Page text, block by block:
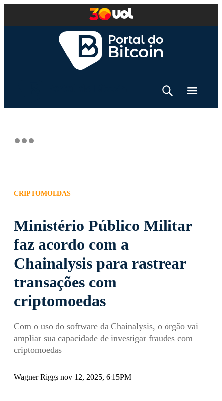
CRIPTOMOEDAS
Ministério Público Militar
faz acordo com a
Chainalysis para rastrear
transações com
criptomoedas
Com o uso do software da Chainalysis, o órgão vai
ampliar sua capacidade de investigar fraudes com
criptomoedas
Wagner Riggs nov 12, 2025, 6:15PM